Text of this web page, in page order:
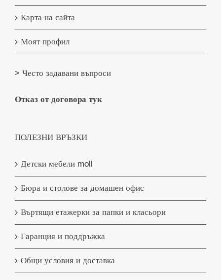
Карта на сайта
Моят профил
> Често задавани въпроси
Отказ от договора тук
ПОЛЕЗНИ ВРЪЗКИ
Детски мебели moll
Бюра и столове за домашен офис
Въртящи етажерки за папки и класьори
Гаранция и поддръжка
Общи условия и доставка